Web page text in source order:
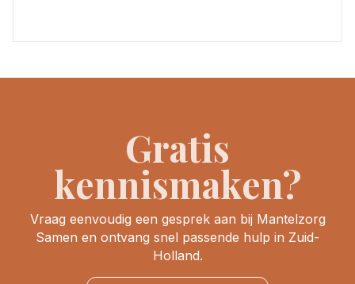
Gratis
kennismaken?
Vraag eenvoudig een gesprek aan bij Mantelzorg
Samen en ontvang snel passende hulp in Zuid-
Holland.